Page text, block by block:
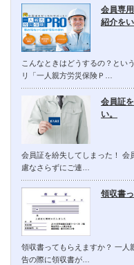
会員専
紹介を
こんなときはどうするの？とい
リ「一人親方労災保険Ｐ…
会員証
い。
会員証を紛失してしまった！ 会
慮なさらずにご連…
領収書
領収書ってもらえますか？ 一人
告の際に領収書が…